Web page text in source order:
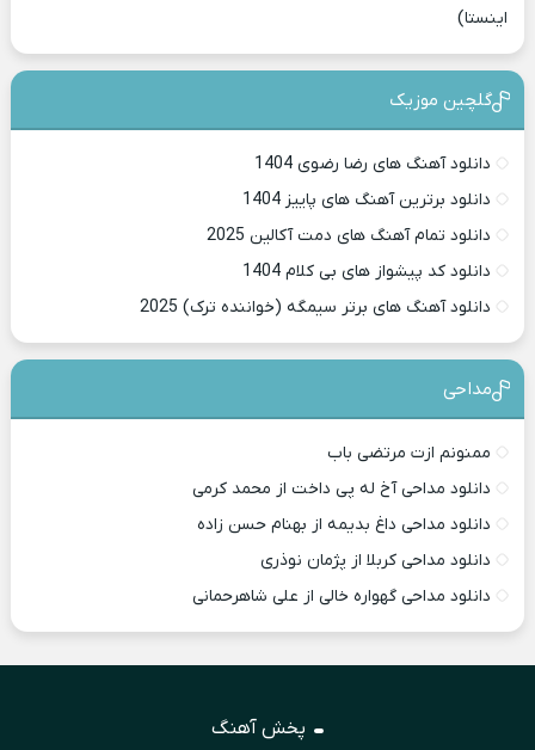
اینستا)
گلچین موزیک
دانلود آهنگ های رضا رضوی 1404
دانلود برترین آهنگ های پاییز 1404
دانلود تمام آهنگ های دمت آکالین 2025
دانلود کد پیشواز های بی کلام 1404
دانلود آهنگ های برتر سیمگه (خواننده ترک) 2025
مداحی
ممنونم ازت مرتضی باب
دانلود مداحی آخ له پی داخت از محمد کرمی
دانلود مداحی داغ بدیمه از بهنام حسن زاده
دانلود مداحی کربلا از پژمان نوذری
دانلود مداحی گهواره خالی از علی شاهرحمانی
پخش آهنگ